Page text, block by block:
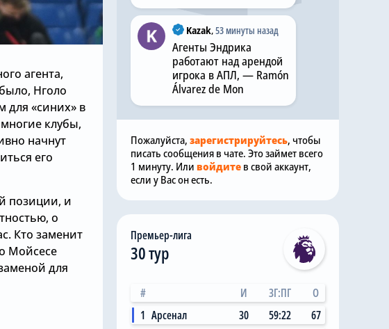
агента,
Нголо
для «синих» в
клубы,
начнут
его
позиции, и
о
Кто заменит
Мойсесе
для
Kazak,53 минуты назад
Агенты Эндрика
работают над арендой
игрока в АПЛ, — Ramón
Álvarez de Mon
Пожалуйста, зарегистрируйтесь, чтобы
писать сообщения в чате. Это займет всего
1 минуту. Или войдите в свой аккаунт,
если у Вас он есть.
Премьер-лига
30 тур
# И ЗГ:ПГ
О
1 Арсенал 30 59:22
67